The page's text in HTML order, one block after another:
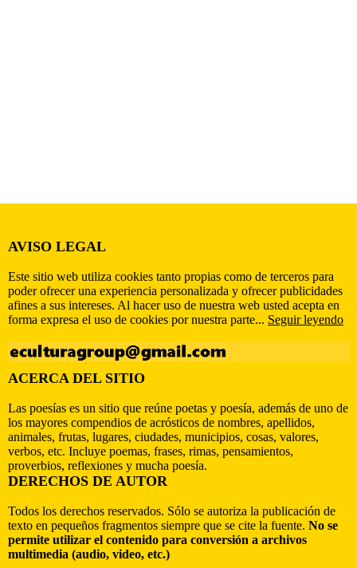
AVISO LEGAL
Este sitio web utiliza cookies tanto propias como de terceros para
poder ofrecer una experiencia personalizada y ofrecer publicidades
afines a sus intereses. Al hacer uso de nuestra web usted acepta en
forma expresa el uso de cookies por nuestra parte... Seguir leyendo
ACERCA DEL SITIO
Las poesías es un sitio que reúne poetas y poesía, además de uno de
los mayores compendios de acrósticos de nombres, apellidos,
animales, frutas, lugares, ciudades, municipios, cosas, valores,
verbos, etc. Incluye poemas, frases, rimas, pensamientos,
proverbios, reflexiones y mucha poesía.
DERECHOS DE AUTOR
Todos los derechos reservados. Sólo se autoriza la publicación de
texto en pequeños fragmentos siempre que se cite la fuente. No se
permite utilizar el contenido para conversión a archivos
multimedia (audio, video, etc.)